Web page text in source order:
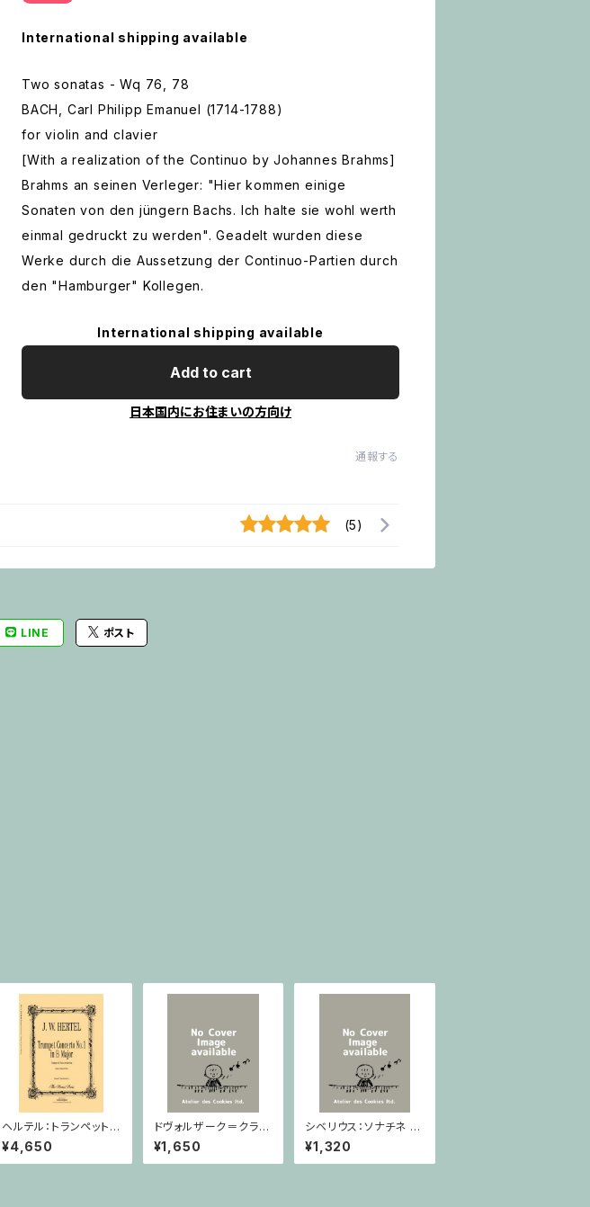
International shipping available
Two sonatas - Wq 76, 78
BACH, Carl Philipp Emanuel (1714-1788)
for violin and clavier
[With a realization of the Continuo by Johannes Brahms]
Brahms an seinen Verleger: "Hier kommen einige
Sonaten von den jüngern Bachs. Ich halte sie wohl werth
einmal gedruckt zu werden". Geadelt wurden diese
Werke durch die Aussetzung der Continuo-Partien durch
den "Hamburger" Kollegen.
International shipping available
Add to cart
日本国内にお住まいの方向け
通報する
(5)
LINE ポスト
ヘルテル：トランペット協
奏曲第1番 変ホ長調/
トランペット・ピアノ
¥4,650
ドヴォルザーク＝クライ
スラー：スラヴ幻想曲 ロ
短調 from Op.55-4,
Op.75 / ヴァイオリン
¥1,650
シベリウス：ソナチネ ホ
長調 Op.80 / ヴァイオ
リンとピアノ
¥1,320